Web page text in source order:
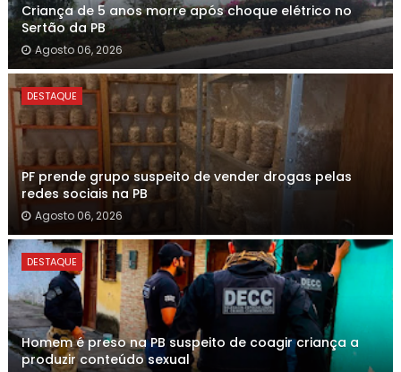
Criança de 5 anos morre após choque elétrico no
Sertão da PB
Agosto 06, 2026
DESTAQUE
PF prende grupo suspeito de vender drogas pelas
redes sociais na PB
Agosto 06, 2026
DESTAQUE
Homem é preso na PB suspeito de coagir criança a
produzir conteúdo sexual